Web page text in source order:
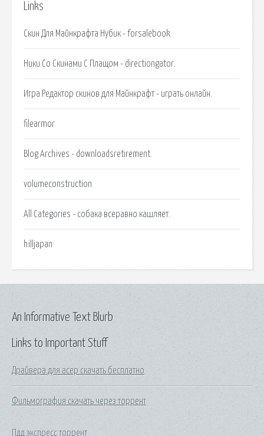
Links
Скин Для Майнкрафта Нубик - forsalebook.
Ники Со Скинами С Плащом - directiongator.
Игра Редактор скинов для Майнкрафт - играть онлайн.
filearmor
Blog Archives - downloadsretirement.
volumeconstruction
All Categories - собака всеравно кашляет.
hilljapan
Links to Important Stuff
Драйвера для асер скачать бесплатно
Фильмография скачать через торрент
Пдд экспресс торрент
An Informative Text Blurb